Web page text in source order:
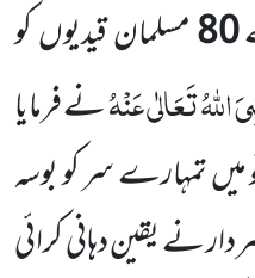
80مسلمان قیدیوںکو
تَعَالٰی عَنْہُنے فرمایا
میں تمہارے سر کو بوسہ
نے یقین دہانی کرائی